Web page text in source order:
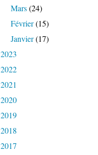
Mars(24)
Février(15)
Janvier(17)
2023
2022
2021
2020
2019
2018
2017